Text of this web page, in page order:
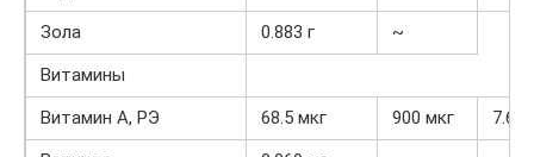
Зола
0.883 г
~
Витамины
Витамин А, РЭ
68.5 мкг 900 мкг
7.6%